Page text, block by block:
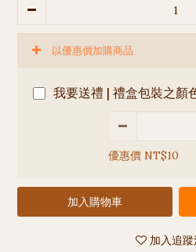
以優惠價加購商品
我要送禮 | 禮盒包裝之顏
優惠價 NT$10
加入購物車
加入追